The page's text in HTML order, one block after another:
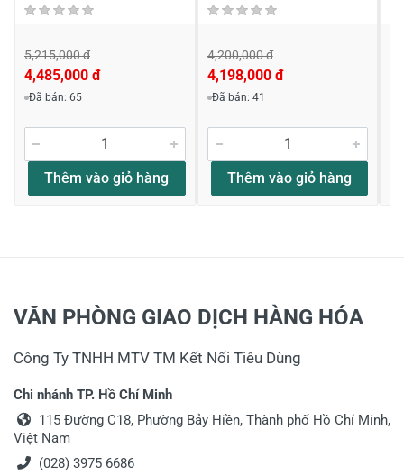
5,215,000 đ
4,485,000 đ
Đã bán: 65
Thêm vào giỏ hàng
4,200,000 đ
4,198,000 đ
Đã bán: 41
Thêm vào giỏ hàng
VĂN PHÒNG GIAO DỊCH HÀNG HÓA
Công Ty TNHH MTV TM Kết Nối Tiêu Dùng
Chi nhánh TP. Hồ Chí Minh
115 Đường C18, Phường Bảy Hiền, Thành phố Hồ Chí Minh,
Việt Nam
(028) 3975 6686